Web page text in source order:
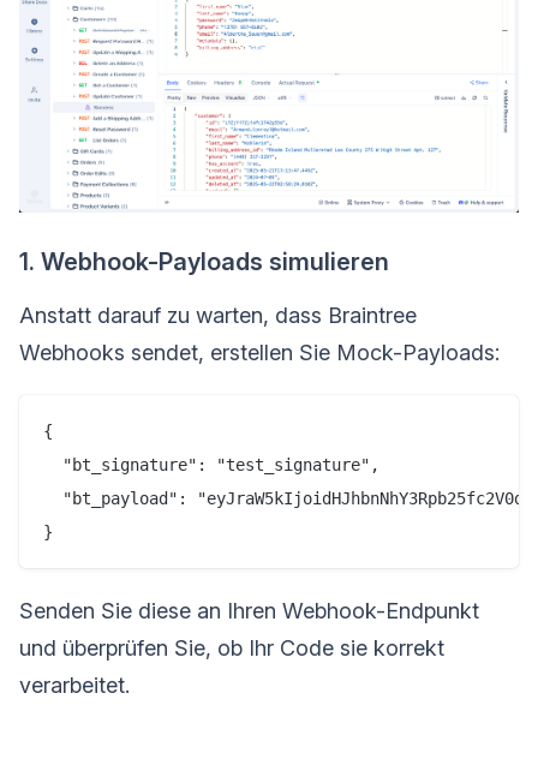
1. Webhook-Payloads simulieren
Anstatt darauf zu warten, dass Braintree
Webhooks sendet, erstellen Sie Mock-Payloads:
{
  "bt_signature": "test_signature",
"bt_payload":
Senden Sie diese an Ihren Webhook-Endpunkt
und überprüfen Sie, ob Ihr Code sie korrekt
verarbeitet.